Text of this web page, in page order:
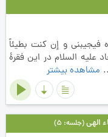
فيجيبني و إن كنت بطيئاً
سجاد عليه السلام در اين فقرۀ
مشاهده بیشتر
الهی(جلسه: 5)